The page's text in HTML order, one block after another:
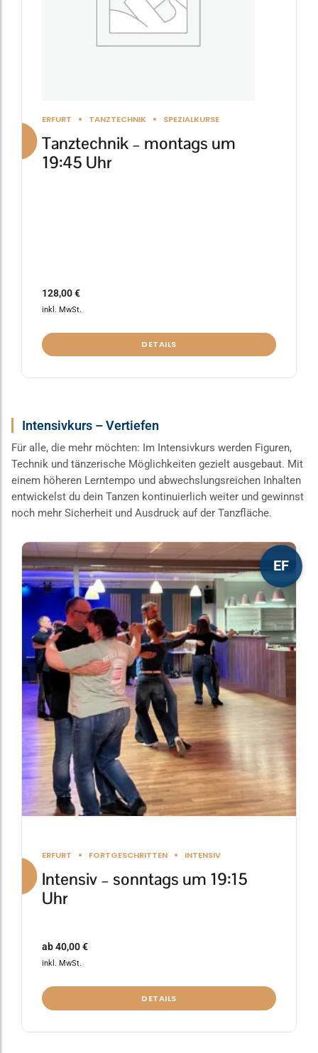
ERFURT TANZTECHNIK SPEZIALKURSE
Tanztechnik – montags um
19:45 Uhr
128,00€
inkl. MwSt.
DETAILS
Intensivkurs – Vertiefen
Für alle, die mehr möchten: Im Intensivkurs werden Figuren,
Technik und tänzerische Möglichkeiten gezielt ausgebaut. Mit
einem höheren Lerntempo und abwechslungsreichen Inhalten
entwickelst du dein Tanzen kontinuierlich weiter und gewinnst
noch mehr Sicherheit und Ausdruck auf der Tanzfläche.
EF
ERFURT FORTGESCHRITTEN INTENSIV
Intensiv – sonntags um 19:15
Uhr
ab40,00€
inkl. MwSt.
DETAILS
Dieses
Produkt
weist
mehrere
Varianten
auf.
Die
Optionen
können
auf
der
Produktseite
gewählt
werden